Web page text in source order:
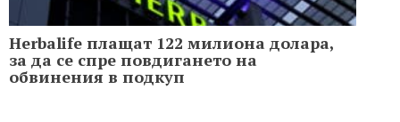
Herbalife плащат 122 милиона долара,
за да се спре повдигането на
обвинения в подкуп